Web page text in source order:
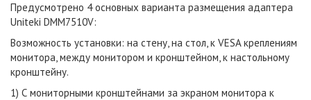
Предусмотрено 4 основных варианта размещения адаптера
Uniteki DMM7510V:
Возможность установки: на стену, на стол, к VESA креплениям
монитора, между монитором и кронштейном, к настольному
кронштейну.
1) С мониторными кронштейнами за экраном монитора к